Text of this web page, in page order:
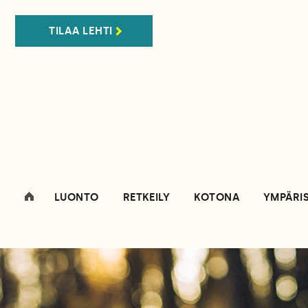
TILAA LEHTI
LUONTO RETKEILY KOTONA